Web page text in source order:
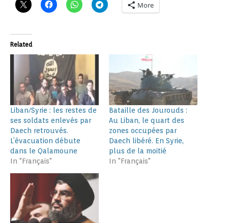
More
Related
Liban/Syrie : les restes de
ses soldats enlevés par
Daech retrouvés.
L’évacuation débute
dans le Qalamoune
In "Français"
Bataille des Jourouds :
Au Liban, le quart des
zones occupées par
Daech libéré. En Syrie,
plus de la moitié
In "Français"